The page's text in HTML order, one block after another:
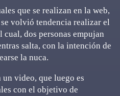
que se realizan en la web,
volvió tendencia realizar el
cual, dos personas empujan
salta, con la intención de
la nuca.
un video, que luego es
con el objetivo de